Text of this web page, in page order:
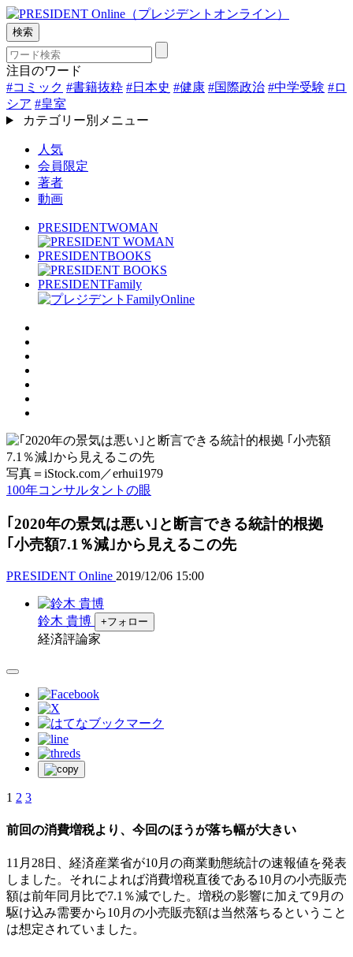
検索
注目のワード
#コミック #書籍抜粋 #日本史 #健康 #国際政治 #中学受験 #ロ
シア #皇室
カテゴリー別メニュー
人気
会員限定
著者
動画
PRESIDENTWOMAN
PRESIDENTBOOKS
PRESIDENTFamily
写真＝iStock.com／erhui1979
100年コンサルタントの眼
｢2020年の景気は悪い｣と断言できる統計的根拠
｢小売額7.1％減｣から見えるこの先
PRESIDENT Online 2019/12/06 15:00
鈴木 貴博 +フォロー
経済評論家
1 2 3
前回の消費増税より、今回のほうが落ち幅が大きい
11月28日、経済産業省が10月の商業動態統計の速報値を発表
しました。それによれば消費増税直後である10月の小売販売
額は前年同月比で7.1％減でした。増税の影響に加えて9月の
駆け込み需要から10月の小売販売額は当然落ちるということ
は想定されていました。